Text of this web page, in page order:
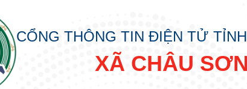
CỔNG THÔNG TIN ĐIỆN TỬ
XÃ CHÂU SƠN